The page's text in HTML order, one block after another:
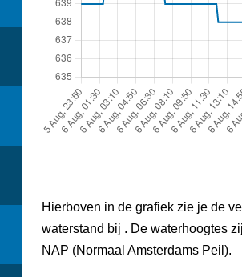
Hierboven in de grafiek zie je de
waterstand bij . De waterhoogtes
NAP (Normaal Amsterdams Peil).